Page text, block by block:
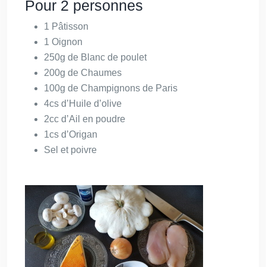
Pour 2 personnes
1 Pâtisson
1 Oignon
250g de Blanc de poulet
200g de Chaumes
100g de Champignons de Paris
4cs d’Huile d’olive
2cc d’Ail en poudre
1cs d’Origan
Sel et poivre